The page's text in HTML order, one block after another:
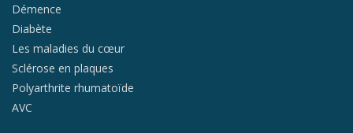
Démence
Diabète
Les maladies du cœur
Sclérose en plaques
Polyarthrite rhumatoïde
AVC